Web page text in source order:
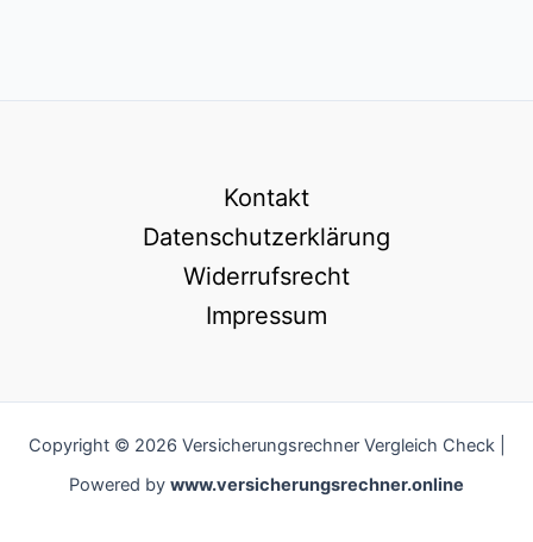
Kontakt
Datenschutzerklärung
Widerrufsrecht
Impressum
Copyright © 2026 Versicherungsrechner Vergleich Check |
Powered by www.versicherungsrechner.online